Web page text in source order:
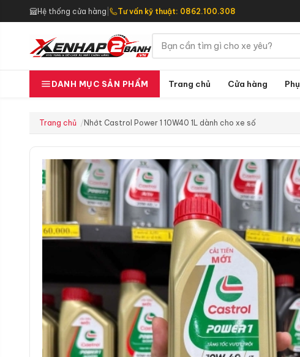
Hệ thống cửa hàng Tư vấn kỹ thuật: 0862.100.308
DANH MỤC SẢN PHẨM Trang chủ Cửa hàng
Trang chủ Nhớt Castrol Power 1 10W40 1L dành cho xe số